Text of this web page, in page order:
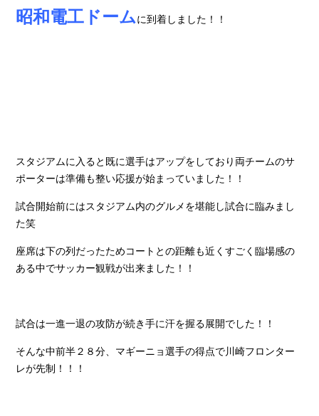
昭和電工ドームに到着しました！！
スタジアムに入ると既に選手はアップをしており両チームのサ
ポーターは準備も整い応援が始まっていました！！
試合開始前にはスタジアム内のグルメを堪能し試合に臨みまし
た笑
座席は下の列だったためコートとの距離も近くすごく臨場感の
ある中でサッカー観戦が出来ました！！
試合は一進一退の攻防が続き手に汗を握る展開でした！！
そんな中前半２８分、マギーニョ選手の得点で川崎フロンター
レが先制！！！